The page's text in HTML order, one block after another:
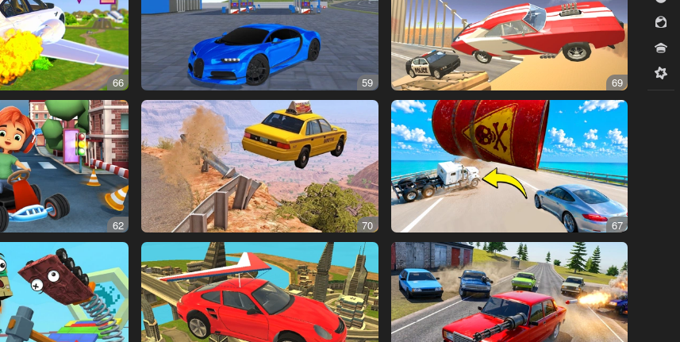
للبنات
مسابقات
ميدكور
69
59
66
67
70
62